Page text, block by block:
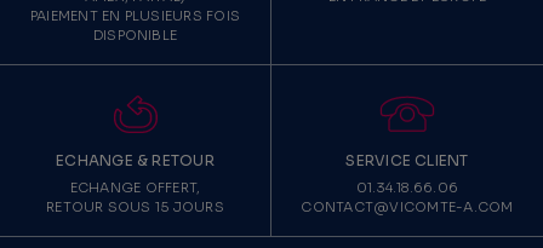
PAIEMENT EN PLUSIEURS FOIS
DISPONIBLE
ECHANGE & RETOUR
ECHANGE OFFERT,
RETOUR SOUS 15 JOURS
SERVICE CLIENT
01.34.18.66.06
CONTACT@VICOMTE-A.COM